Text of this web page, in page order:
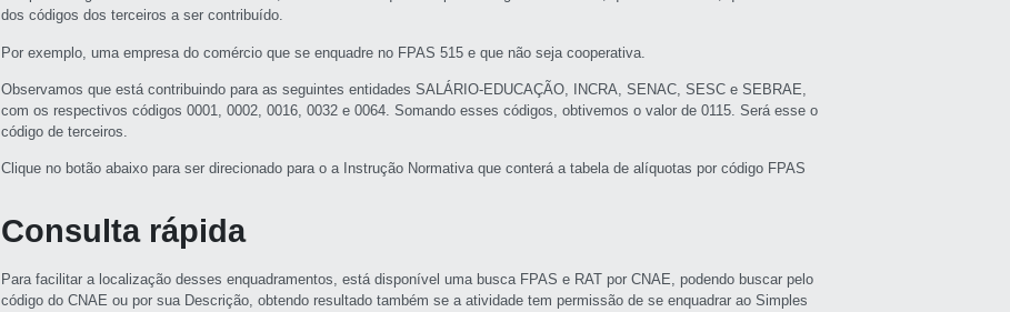
dos códigos dos terceiros a ser contribuído.
Por exemplo, uma empresa do comércio que se enquadre no FPAS 515 e que não seja cooperativa.
Observamos que está contribuindo para as seguintes entidades SALÁRIO-EDUCAÇÃO, INCRA, SENAC, SESC e SEBRAE,
com os respectivos códigos 0001, 0002, 0016, 0032 e 0064. Somando esses códigos, obtivemos o valor de 0115. Será esse o
código de terceiros.
Clique no botão abaixo para ser direcionado para o a Instrução Normativa que conterá a tabela de alíquotas por código FPAS
Consulta rápida
Para facilitar a localização desses enquadramentos, está disponível uma busca FPAS e RAT por CNAE, podendo buscar pelo
código do CNAE ou por sua Descrição, obtendo resultado também se a atividade tem permissão de se enquadrar ao Simples